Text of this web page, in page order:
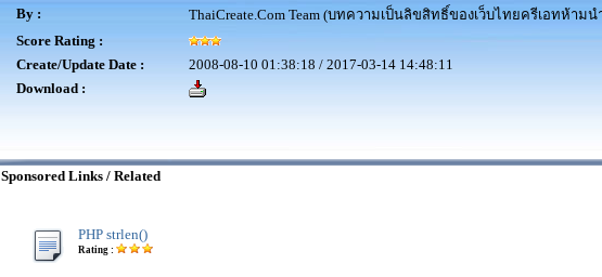
By :
ThaiCreate.Com Team (บทความเป็นลิขสิทธิ์ของเว็บไทยครีเอทห้าม
Score Rating :
Create/Update Date :
2008-08-10 01:38:18 / 2017-03-14 14:48:11
Download :
Sponsored Links / Related
PHP strlen()
Rating :